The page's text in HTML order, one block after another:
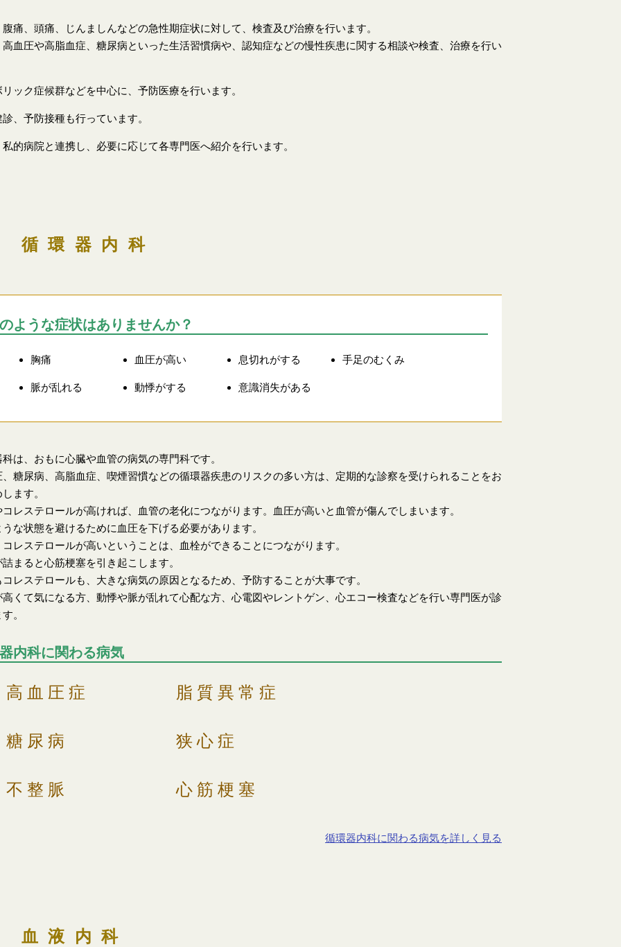
痛、頭痛、じんましんなどの急性期症状に対して、検査及び治療を行います。
高血圧や高脂血症、糖尿病といった生活習慣病や、認知症などの慢性疾患に関する相談や検査、治療を行い
ック症候群などを中心に、予防医療を行います。
、予防接種も行っています。
的病院と連携し、必要に応じて各専門医へ紹介を行います。
循環器内科
ような症状はありませんか？
胸痛 血圧が高い 息切れがする 手足のむくみ
脈が乱れる 動悸がする 意識消失がある
は、おもに心臓や血管の病気の専門科です。
、糖尿病、高脂血症、喫煙習慣などの循環器疾患のリスクの多い方は、定期的な診察を受けられることをお
ます。
レステロールが高ければ、血管の老化につながります。血圧が高いと血管が傷んでしまいます。
な状態を避けるために血圧を下げる必要があります。
レステロールが高いということは、血栓ができることにつながります。
まると心筋梗塞を引き起こします。
レステロールも、大きな病気の原因となるため、予防することが大事です。
高くて気になる方、動悸や脈が乱れて心配な方、心電図やレントゲン、心エコー検査などを行い専門医が診
。
内科に関わる病気
高血圧症 脂質異常症
糖尿病 狭心症
不整脈 心筋梗塞
循環器内科に関わる病気を詳しく見る
血液内科